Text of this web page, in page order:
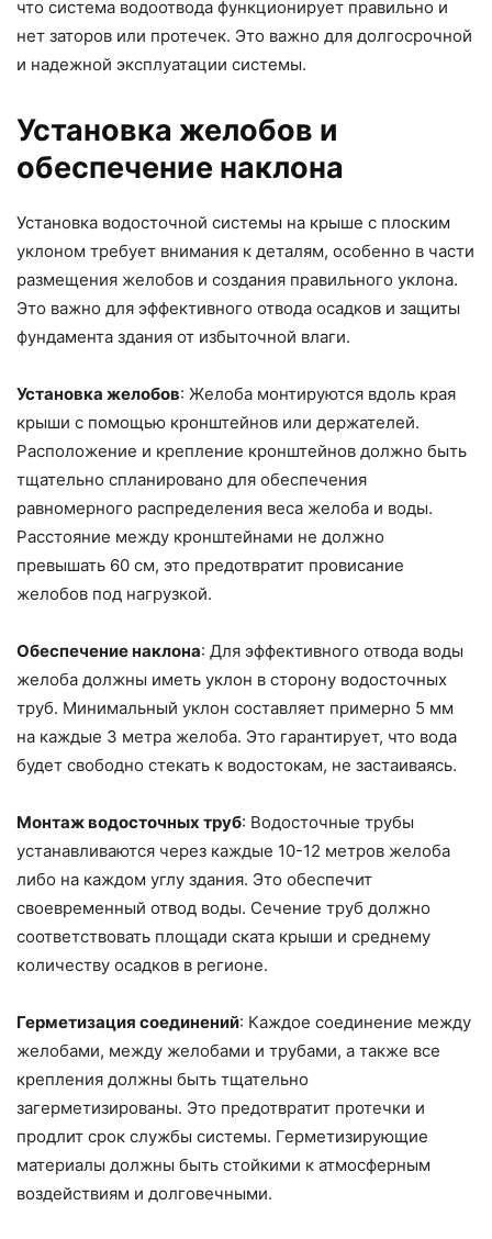
что система водоотвода функционирует правильно и
нет заторов или протечек. Это важно для долгосрочной
и надежной эксплуатации системы.
Установка желобов и
обеспечение наклона
Установка водосточной системы на крыше с плоским
уклоном требует внимания к деталям, особенно в части
размещения желобов и создания правильного уклона.
Это важно для эффективного отвода осадков и защиты
фундамента здания от избыточной влаги.
Установка желобов: Желоба монтируются вдоль края
крыши с помощью кронштейнов или держателей.
Расположение и крепление кронштейнов должно быть
тщательно спланировано для обеспечения
равномерного распределения веса желоба и воды.
Расстояние между кронштейнами не должно
превышать 60 см, это предотвратит провисание
желобов под нагрузкой.
Обеспечение наклона: Для эффективного отвода воды
желоба должны иметь уклон в сторону водосточных
труб. Минимальный уклон составляет примерно 5 мм
на каждые 3 метра желоба. Это гарантирует, что вода
будет свободно стекать к водостокам, не застаиваясь.
Монтаж водосточных труб: Водосточные трубы
устанавливаются через каждые 10-12 метров желоба
либо на каждом углу здания. Это обеспечит
своевременный отвод воды. Сечение труб должно
соответствовать площади ската крыши и среднему
количеству осадков в регионе.
Герметизация соединений: Каждое соединение между
желобами, между желобами и трубами, а также все
крепления должны быть тщательно
загерметизированы. Это предотвратит протечки и
продлит срок службы системы. Герметизирующие
материалы должны быть стойкими к атмосферным
воздействиям и долговечными.